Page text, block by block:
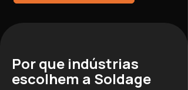
Por que indústrias
escolhem a Soldage